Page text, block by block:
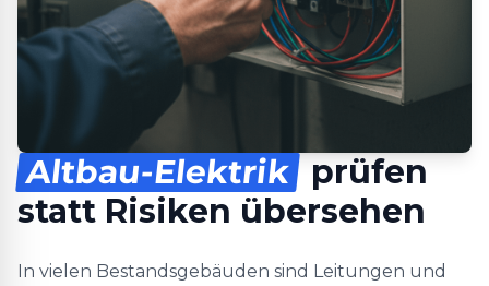
Altbau-Elektrik prüfen
statt Risiken übersehen
In vielen Bestandsgebäuden sind Leitungen und